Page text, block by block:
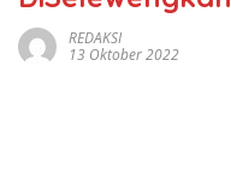
REDAKSI
13 Oktober 2022